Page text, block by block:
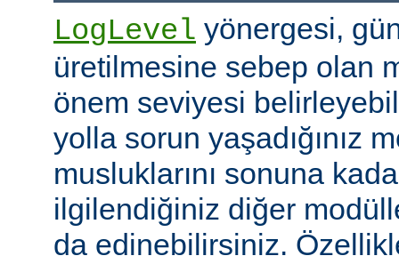
LogLevel yönergesi,
üretilmesine sebep olan
önem seviyesi
yolla sorun yaşadığınız
musluklarını sonuna
ilgilendiğiniz diğer
da edinebilirsiniz.